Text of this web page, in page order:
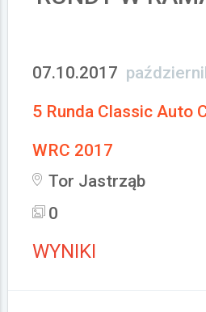
07.10.2017
5 Runda Classic Auto
WRC 2017
Tor Jastrząb
0
WYNIKI